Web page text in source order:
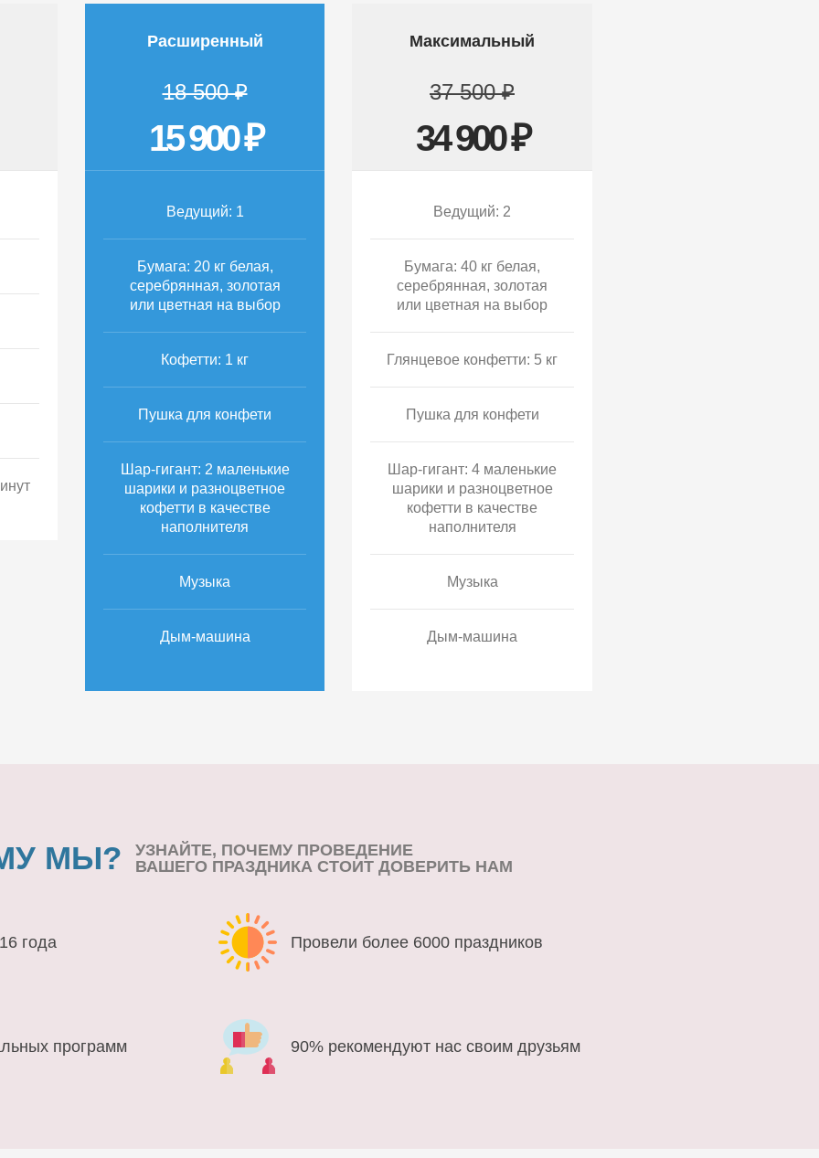
Расширенный
18 500 ₽
15 900 ₽
Ведущий: 1
Бумага: 20 кг белая,
серебрянная, золотая
или цветная на выбор
Кофетти: 1 кг
Пушка для конфети
Шар-гигант: 2 маленькие
шарики и разноцветное
кофетти в качестве
наполнителя
Музыка
Дым-машина
Максимальный
37 500 ₽
34 900 ₽
Ведущий: 2
Бумага: 40 кг белая,
серебрянная, золотая
или цветная на выбор
Глянцевое конфетти: 5 кг
Пушка для конфети
Шар-гигант: 4 маленькие
шарики и разноцветное
кофетти в качестве
наполнителя
Музыка
Дым-машина
МЫ?
УЗНАЙТЕ, ПОЧЕМУ ПРОВЕДЕНИЕ
ВАШЕГО ПРАЗДНИКА СТОИТ ДОВЕРИТЬ НАМ
года Провели более 6000 праздников
программ 90% рекомендуют нас своим друзьям